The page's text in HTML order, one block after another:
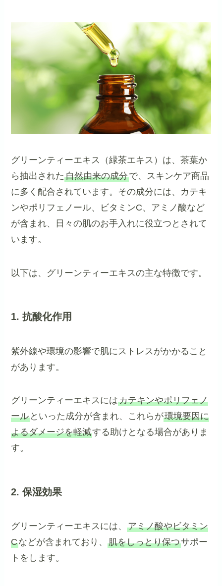
グリーンティーエキス（緑茶エキス）は、茶葉か
ら抽出された自然由来の成分で、スキンケア商品
に多く配合されています。その成分には、カテキ
ンやポリフェノール、ビタミンC、アミノ酸など
が含まれ、日々の肌のお手入れに役立つとされて
います。
以下は、グリーンティーエキスの主な特徴です。
1. 抗酸化作用
紫外線や環境の影響で肌にストレスがかかること
があります。
グリーンティーエキスにはカテキンやポリフェノ
ール といった成分が含まれ、これらが環境要因に
よるダメージを軽減する助けとなる場合がありま
す。
2. 保湿効果
グリーンティーエキスには、アミノ酸やビタミン
Cなどが含まれており、肌をしっとり保つサポー
トをします。